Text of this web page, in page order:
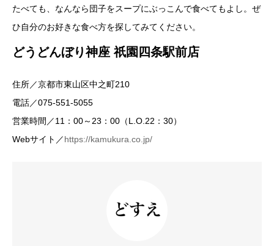
たべても、なんなら団子をスープにぶっこんで食べてもよし。ぜ
ひ自分のお好きな食べ方を探してみてください。
どうどんぼり神座 祇園四条駅前店
住所／京都市東山区中之町210
電話／075-551-5055
営業時間／11：00～23：00（L.O.22：30）
Webサイト／https://kamukura.co.jp/